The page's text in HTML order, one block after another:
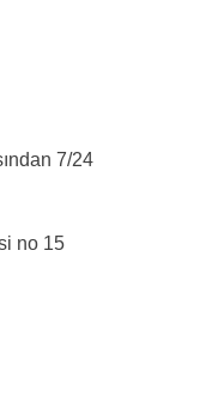
7/24
no 15